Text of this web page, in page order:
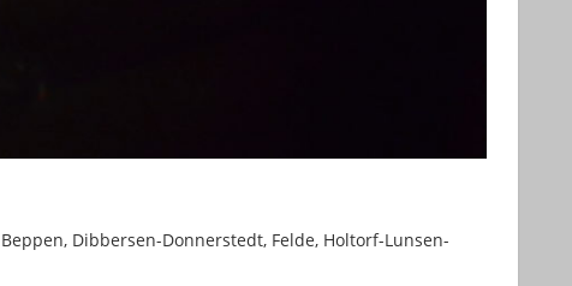
Beppen, Dibbersen-Donnerstedt, Felde, Holtorf-Lunsen-